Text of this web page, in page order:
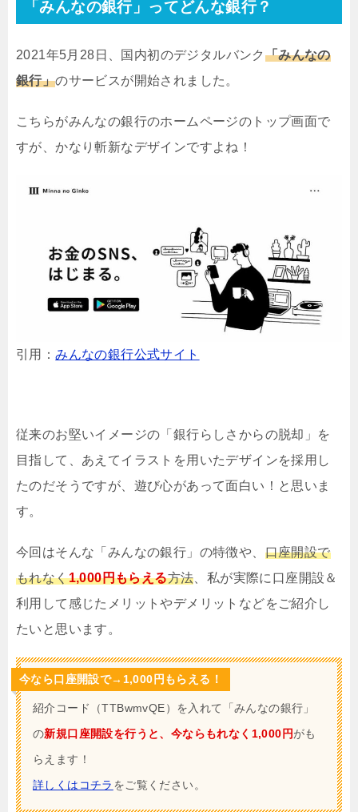
「みんなの銀行」ってどんな銀行？
2021年5月28日、国内初のデジタルバンク 「みんなの
銀行」のサービスが開始されました。
こちらがみんなの銀行のホームページのトップ画面で
すが、かなり斬新なデザインですよね！
引用：みんなの銀行公式サイト
従来のお堅いイメージの「銀行らしさからの脱却」を
目指して、あえてイラストを用いたデザインを採用し
たのだそうですが、遊び心があって面白い！と思いま
す。
今回はそんな「みんなの銀行」の特徴や、 口座開設で
もれなく1,000円もらえる方法 、私が実際に口座開設＆
利用して感じたメリットやデメリットなどをご紹介し
たいと思います。
今なら口座開設で→1,000円もらえる！
紹介コード（TTBwmvQE）を入れて「みんなの銀行」
の新規口座開設を行うと、今ならもれなく1,000円がも
らえます！
詳しくはコチラ をご覧ください。